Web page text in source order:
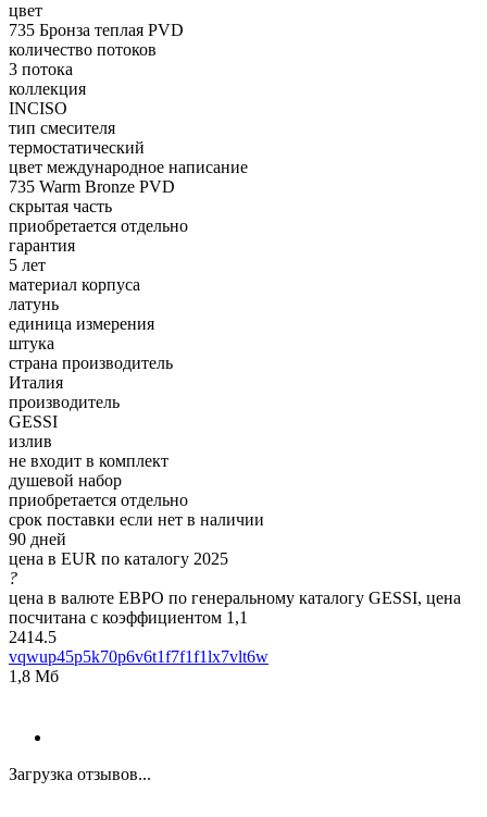
цвет
735 Бронза теплая PVD
количество потоков
3 потока
коллекция
INCISO
тип смесителя
термостатический
цвет международное написание
735 Warm Bronze PVD
скрытая часть
приобретается отдельно
гарантия
5 лет
материал корпуса
латунь
единица измерения
штука
страна производитель
Италия
производитель
GESSI
излив
не входит в комплект
душевой набор
приобретается отдельно
срок поставки если нет в наличии
90 дней
цена в EUR по каталогу 2025
?
цена в валюте ЕВРО по генеральному каталогу GESSI, цена
посчитана с коэффициентом 1,1
2414.5
vqwup45p5k70p6v6t1f7f1f1lx7vlt6w
1,8 Мб
Загрузка отзывов...